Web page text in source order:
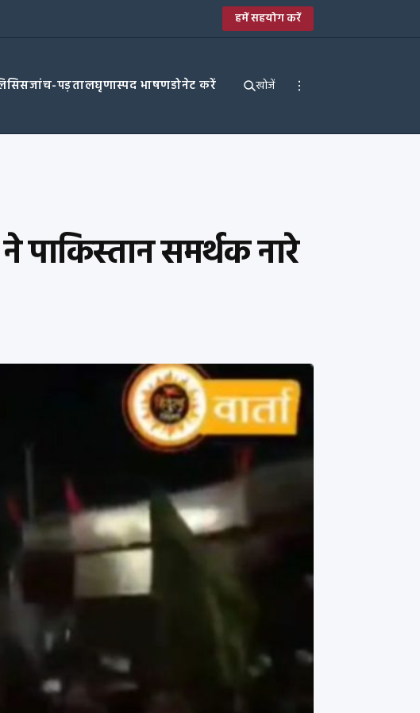
हमें सहयोग करें
जांच-पड़तालघृणास्पद भाषणडोनेट करें खोजें
समर्थक नारे